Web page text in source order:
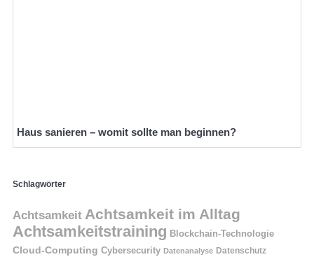
Haus sanieren – womit sollte man beginnen?
Schlagwörter
Achtsamkeit Achtsamkeit im Alltag
Achtsamkeitstraining Blockchain-Technologie
Cloud-Computing Cybersecurity Datenanalyse Datenschutz